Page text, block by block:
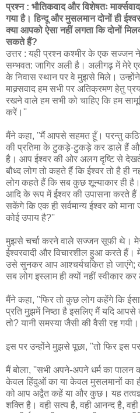
प्रश्न : भौतिकवाद और विशेषतः
गया है। हिन्दू और मुसलमान दोनों ही
क्या आपको ऐसा नहीं लगता कि दोनों
सकते हैं?
उत्तर : यही प्रश्न कश्मीर के एक सज्जन
सम्भवत: जागिर अली है। अलीगढ़ में मेरे
के निवास स्थान पर वे मुझसे मिले।
माक्र्सवाद हम सभी पर अतिक्रमण हेतु
रखने वाले हम सभी को चाहिए कि हम
करें।''
मैंने कहा, ''मैं आपसे सहमत हूँ। परन्तु
की प्रतिमा के टुकड़े-टुकड़े कर डाले हैं
है। आप ईश्वर की ओर अलग दृष्टि से
बौध्द लोग तो कहते हैं कि ईश्वर तो है ही
लोग कहते हैं कि सब कुछ शून्याकार ही
आदि के रूप में ईश्वर की उपासना करते
सकेंगे कि एक ही सर्वमान्य ईश्वर को
कोई उपाय है?''
मुझसे चर्चा करने वाले सज्जन सूफी थे।
ईश्वरवादी और विचारशील हुआ करते हैं।
उसे सुनकर आप आश्चर्यचकित हो जाएंगे;
सब लोग इस्लाम ही क्यों नहीं स्वीकार
मैंने कहा, ''फिर तो कुछ लोग कहेंगे कि
प्रति मुझमें निष्ठा है इसलिए मैं यदि
तो? यानी समस्या जैसी की वैसी रह
इस पर उन्होंने मुझसे पूछा, ''तो फिर इस
मैं बोला, ''सभी अपने-अपने धर्म का पालन
केवल हिंदुओं का या केवल मुसलमानों का
को आप अद्वैत कहें या और कुछ। यह
शक्ति है। वही सत्य है, वही आनन्द है,